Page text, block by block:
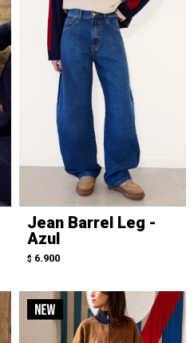
Jean Barrel Leg -
Azul
$ 6.900